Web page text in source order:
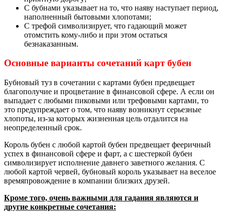
С бубнами указывает на то, что наяву наступает период,
наполненный бытовыми хлопотами;
С трефой символизирует, что гадающий может
отомстить кому-либо и при этом остаться
безнаказанным.
Основные варианты сочетаний карт бубен
Бубновый туз в сочетании с картами бубен предвещает
благополучие и процветание в финансовой сфере. А если он
выпадает с любыми пиковыми или трефовыми картами, то
это предупреждает о том, что наяву возникнут серьезные
хлопоты, из-за которых жизненная цель отдалится на
неопределенный срок.
Король бубен с любой картой бубен предвещает фееричный
успех в финансовой сфере и фарт, а с шестеркой бубен
символизирует исполнение давнего заветного желания. С
любой картой червей, бубновый король указывает на веселое
времяпровождение в компании близких друзей.
Кроме того, очень важными для гадания являются и
другие конкретные сочетания: